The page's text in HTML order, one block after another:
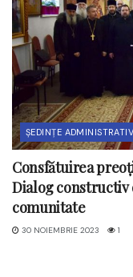
ȘEDINȚE
Consfătuirea
Dialog
comunitate
30 NOIEMBRIE 2023 1